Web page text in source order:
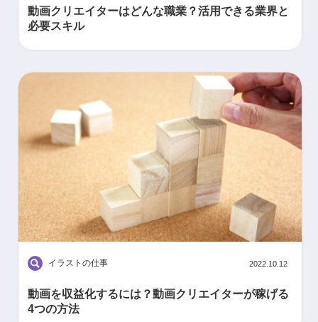
動画クリエイターはどんな職業？活用できる業界と
必要スキル
イラストの仕事 2022.10.12
動画を収益化するには？動画クリエイターが稼げる
4つの方法